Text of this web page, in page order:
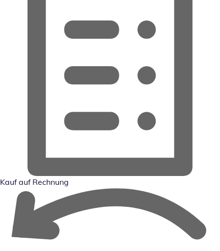
Kauf auf Rechnung